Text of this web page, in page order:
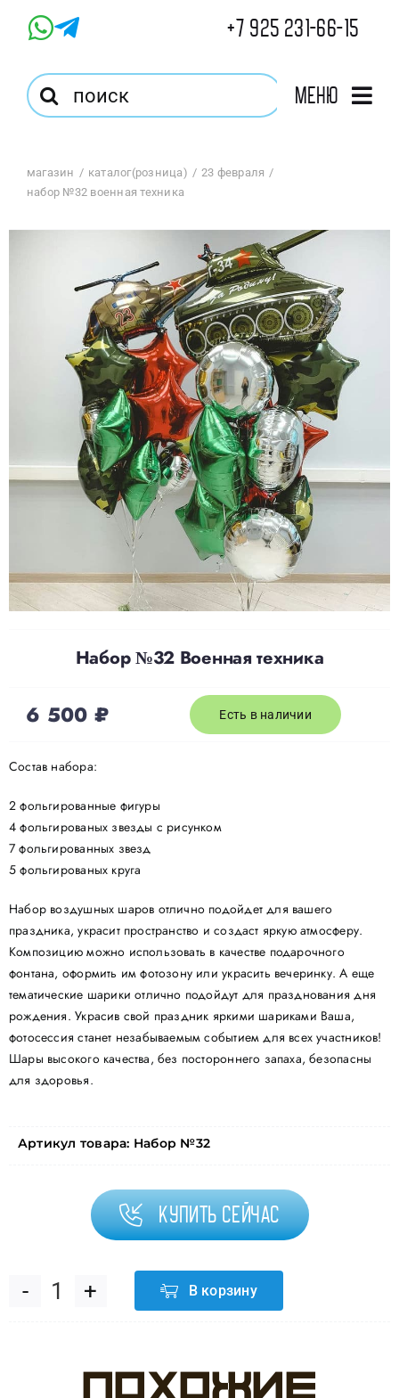
+7 925 231-66-15
Результат
поиска:
Меню
Магазин
Оптовый Магазин
Корзина
Избранное
Доставка
Контакты
магазин каталог(розница)
23 февраля
набор №32 военная техника
Набор №32 Военная техника
6 500 ₽ Есть в наличии
Состав набора:
2 фольгированные фигуры
4 фольгированых звезды с рисунком
7 фольгированных звезд
5 фольгированых круга
Набор воздушных шаров отлично подойдет для вашего
праздника, украсит пространство и создаст яркую атмосферу.
Композицию можно использовать в качестве подарочного
фонтана, оформить им фотозону или украсить вечеринку. А еще
тематические шарики отлично подойдут для празднования дня
рождения. Украсив свой праздник яркими шариками Ваша,
фотосессия станет незабываемым событием для всех участников!
Шары высокого качества, без постороннего запаха, безопасны
для здоровья.
Артикул товара: Набор №32
Купить сейчас
Количество
Набор
В корзину